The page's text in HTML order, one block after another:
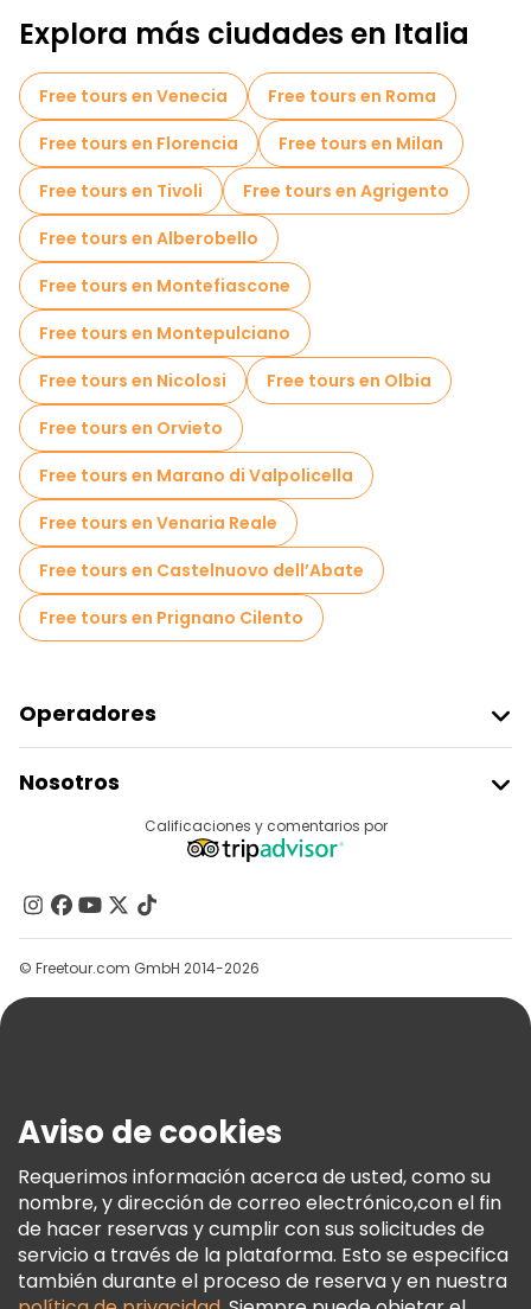
Actividades deportivas en Nápoles
Tours autoguiados en Nápoles
Tickets de entrada en Nápoles
Entradas Skip The Line en Nápoles
Cruceros en Nápoles
Museos en Nápoles
Free tour por el casco antiguo en Nápoles
Tours para grupos pequeños en Nápoles
Tours mercados en Nápoles
Tours de degustación locales en Nápoles
Free tours de un día en Nápoles
Free tours nocturnos a pie en Nápoles
Tours en bicicleta en Nápoles
Tours gastronómicos en Nápoles
Free tours cerca Underground Naples
Explora más ciudades en Italia
Free tours en Venecia
Free tours en Roma
Free tours en Florencia
Free tours en Milan
Free tours en Tivoli
Free tours en Agrigento
Free tours en Alberobello
Free tours en Montefiascone
Free tours en Montepulciano
Free tours en Nicolosi
Free tours en Olbia
Free tours en Orvieto
Free tours en Marano di Valpolicella
Free tours en Venaria Reale
Free tours en Castelnuovo dell’Abate
Free tours en Prignano Cilento
Operadores
Acceder Como Proveedor
Programa De Afiliados
Nosotros
Contacto
Grupos
Ayuda
Términos E Información Legal
Política De Cookies
Freetour Premios
Programa De Fidelidad
Calificaciones y comentarios por
© Freetour.com GmbH 2014-2026
Aviso de cookies
Requerimos información acerca de usted, como su
nombre, y dirección de correo electrónico,con el fin
de hacer reservas y cumplir con sus solicitudes de
servicio a través de la plataforma. Esto se especifica
también durante el proceso de reserva y en nuestra